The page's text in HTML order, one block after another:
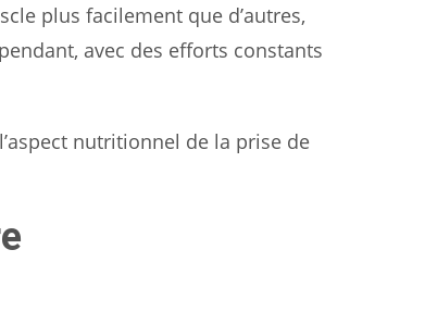
plus facilement que d’autres,
avec des efforts constants
nutritionnel de la prise de